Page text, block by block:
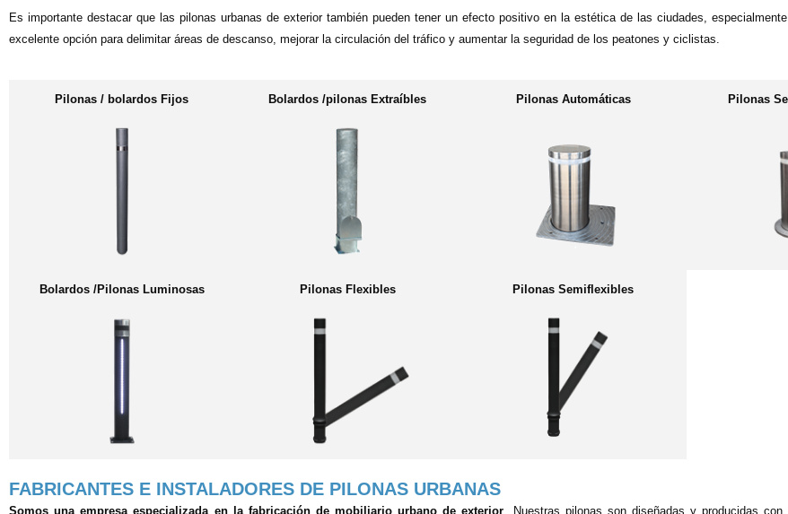
Es importante destacar que las pilonas urbanas de exterior también pueden tener un efecto positivo en la estética de las ciudades,
excelente opción para delimitar áreas de descanso, mejorar la circulación del tráfico y aumentar la seguridad de los peatones y ciclistas.
Pilonas / bolardos Fijos Bolardos /pilonas Extraíbles Pilonas Automáticas Pilonas
Bolardos /Pilonas Luminosas Pilonas Flexibles Pilonas Semiflexibles
FABRICANTES E INSTALADORES DE PILONAS URBANAS
Somos una empresa especializada en la fabricación de mobiliario urbano de exterior . Nuestras pilonas son diseñadas y producidas